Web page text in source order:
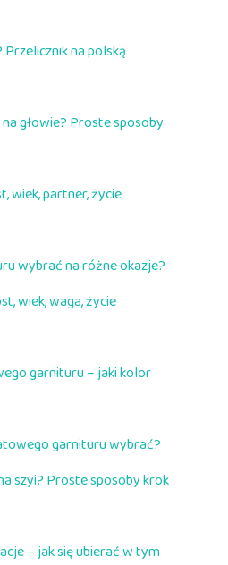
na polską
głowie? Proste sposoby
wiek, partner, życie
wybrać na różne okazje?
wiek, waga, życie
garnituru – jaki kolor
garnituru wybrać?
szyi? Proste sposoby krok
– jak się ubierać w tym